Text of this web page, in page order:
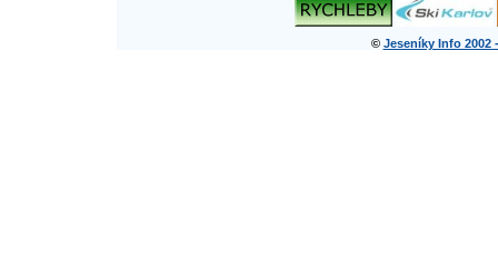
© Jeseníky Info 2002